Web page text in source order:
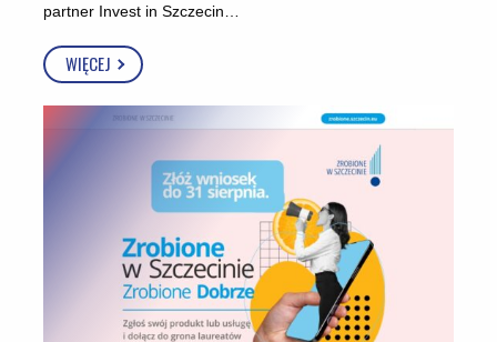
partner Invest in Szczecin…
WIĘCEJ